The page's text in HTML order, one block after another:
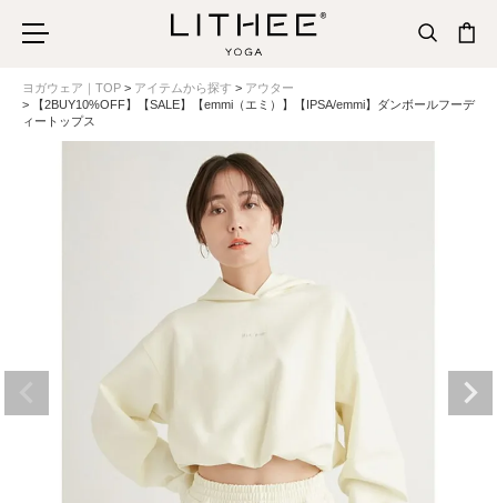
ヨガウェア｜TOP アイテムから探す
アウター
【2BUY10%OFF】【SALE】【emmi（エミ）】【IPSA/emmi】ダンボールフーデ
ィートップス